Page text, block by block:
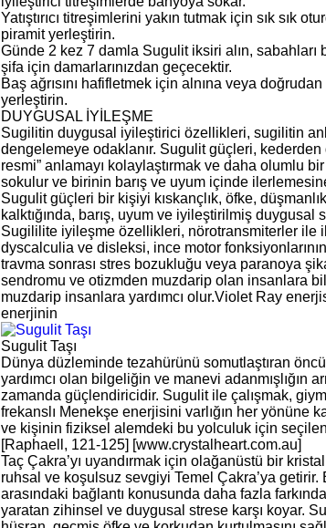
Yatıştırıcı titreşimlerini yakın tutmak için sık
piramit yerleştirin.
Günde 2 kez 7 damla Sugulit iksiri alın,
şifa için damarlarınızdan geçecektir.
Baş ağrısını hafifletmek için alnına veya
yerleştirin.
DUYGUSAL İYİLEŞME
Sugilitin duygusal iyileştirici özellikleri, sugilitin
dengelemeye odaklanır. Sugulit güçleri,
resmi” anlamayı kolaylaştırmak ve daha olumlu
sokulur ve birinin barış ve uyum içinde
Sugulit güçleri bir kişiyi kıskançlık, öfke,
kalktığında, barış, uyum ve iyileştirilmiş
Sugililite iyileşme özellikleri, nörotransmiterler ile
dyscalculia ve disleksi, ince motor
travma sonrası stres bozukluğu veya paranoya
sendromu ve otizmden muzdarip olan insanlara
muzdarip insanlara yardımcı olur.Violet Ray
enerjinin
Sugulit Taşı
Dünya düzleminde tezahürünü somutlaştıran
yardımcı olan bilgeliğin ve manevi
zamanda güçlendiricidir. Sugulit ile çalışmak,
frekanslı Menekşe enerjisini varlığın her yönüne
ve kişinin fiziksel alemdeki bu yolculuk için seçilen
[Raphaell, 121-125] [www.crystalheart.com.au]
Taç Çakra’yı uyandırmak için olağanüstü bir
ruhsal ve koşulsuz sevgiyi Temel Çakra’ya
arasındaki bağlantı konusunda daha fazla
yaratan zihinsel ve duygusal strese karşı koyar.